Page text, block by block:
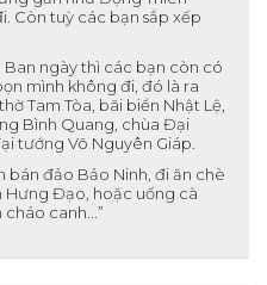
Còn tuỳ các bạn sắp xếp
ngày thì các bạn còn có
mình không đi, đó là ra
Tam Tòa, bãi biển Nhật Lệ,
Bình Quang, chùa Đại
tướng Võ Nguyên Giáp.
bán đảo Bảo Ninh, đi ăn chè
Hưng Đạo, hoặc uống cà
canh...”